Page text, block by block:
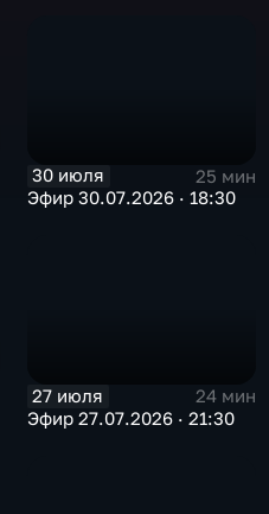
30 июля
25 мин
Эфир 30.07.2026 · 18:30
27 июля
24 мин
Эфир 27.07.2026 · 21:30